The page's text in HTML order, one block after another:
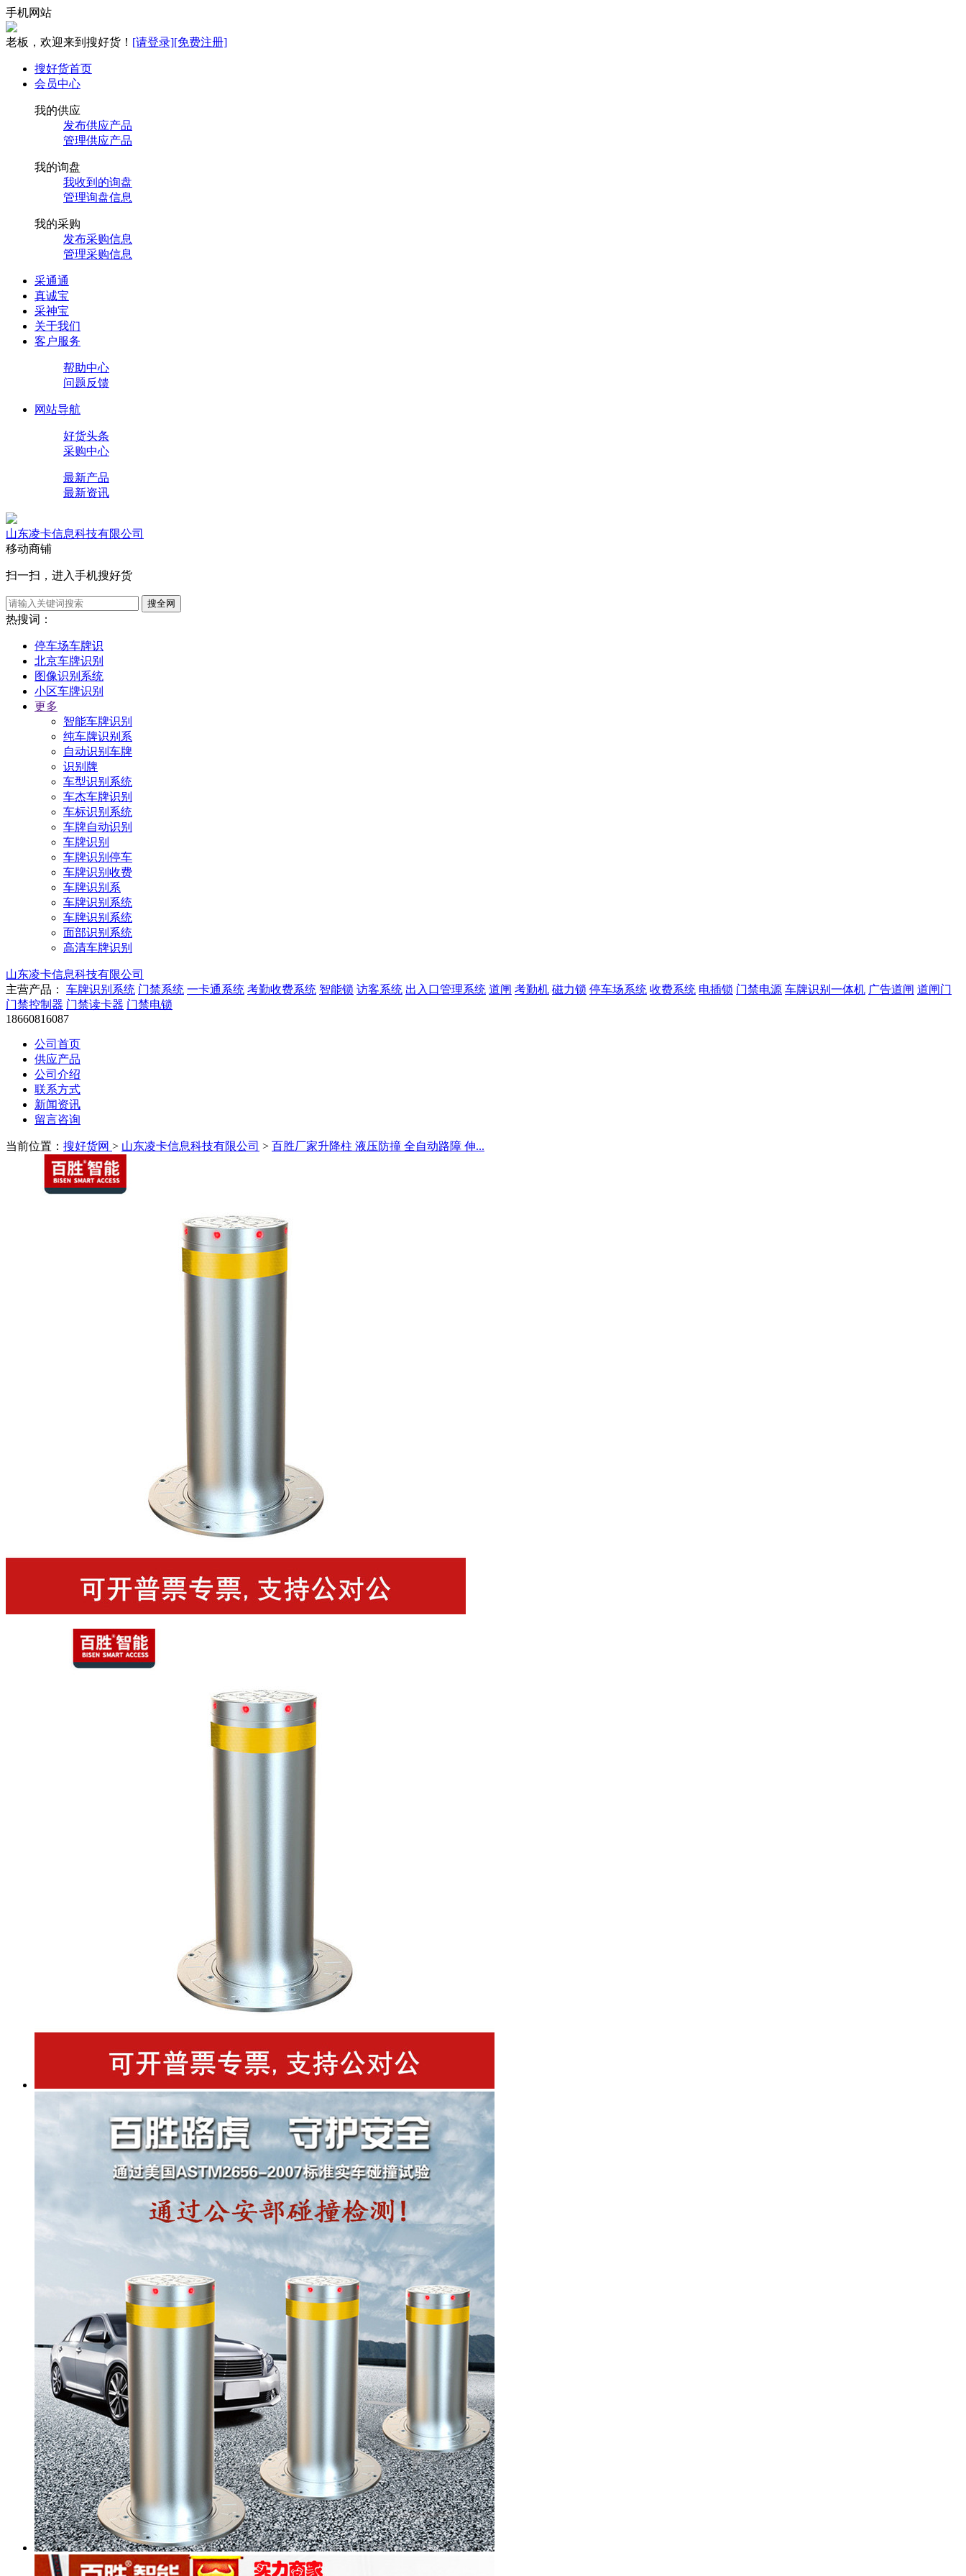
手机网站
老板，欢迎来到搜好货！ [请登录][免费注册]
搜好货首页
会员中心
我的供应
发布供应产品
管理供应产品
我的询盘
我收到的询盘
管理询盘信息
我的采购
发布采购信息
管理采购信息
采通通
真诚宝
采神宝
关于我们
客户服务
帮助中心
问题反馈
网站导航
好货头条
采购中心
最新产品
最新资讯
山东凌卡信息科技有限公司
移动商铺
扫一扫，进入手机搜好货
搜全网
热搜词：
停车场车牌识
北京车牌识别
图像识别系统
小区车牌识别
更多
智能车牌识别
纯车牌识别系
自动识别车牌
识别牌
车型识别系统
车杰车牌识别
车标识别系统
车牌自动识别
车牌识别
车牌识别停车
车牌识别收费
车牌识别系
车牌识别系统
车牌识别系统
面部识别系统
高清车牌识别
山东凌卡信息科技有限公司
主营产品： 车牌识别系统 门禁系统 一卡通系统 考勤收费系统 智能锁 访客系统 出入口管理系统 道闸 考勤机 磁力锁 停车场系统 收费系统 电插锁 门禁电源 车牌识别一体机 广告道闸 道闸门
门禁控制器 门禁读卡器 门禁电锁
18660816087
公司首页
供应产品
公司介绍
联系方式
新闻资讯
留言咨询
当前位置： 搜好货网 > 山东凌卡信息科技有限公司 > 百胜厂家升降柱 液压防撞 全自动路障 伸...